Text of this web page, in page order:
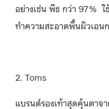
อย่างเช่น พืช กว่า 97%
ทำความสะอาดพื้นผิวเอน
2. Toms
แบรนด์รองเท้าสุดคุ้นตาจ